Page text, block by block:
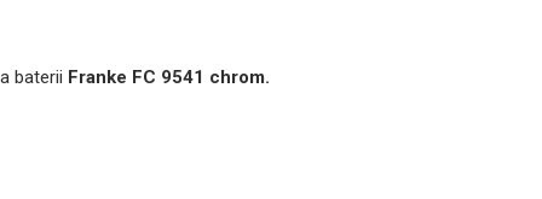
baterii Franke FC 9541 chrom.